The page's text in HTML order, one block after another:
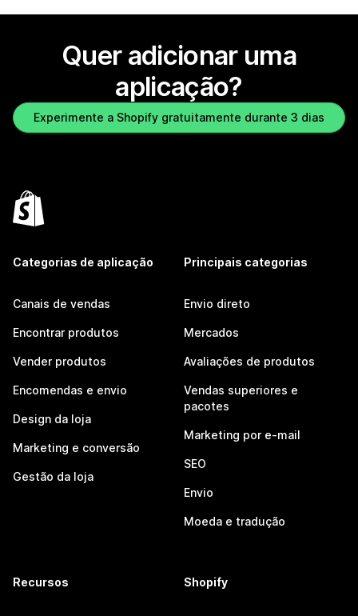
Quer adicionar uma
aplicação?
Experimente a Shopify gratuitamente durante 3 dias
Categorias de aplicação
Canais de vendas
Encontrar produtos
Vender produtos
Encomendas e envio
Design da loja
Marketing e conversão
Gestão da loja
Principais categorias
Envio direto
Mercados
Avaliações de produtos
Vendas superiores e
pacotes
Marketing por e-mail
SEO
Envio
Moeda e tradução
Recursos Shopify